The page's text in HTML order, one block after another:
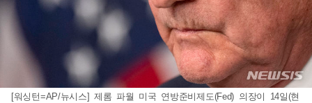
[워싱턴=AP/뉴시스] 제롬 파월 미국 연방준비제도(Fed) 의장이 14일(현